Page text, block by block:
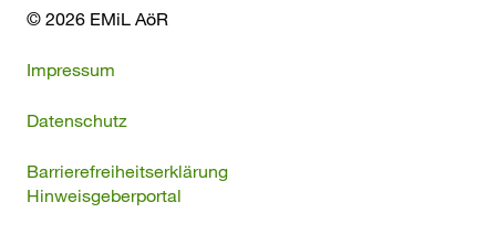
© 2026 EMiL AöR
Impressum
Datenschutz
Barrierefreiheitserklärung
Hinweisgeberportal